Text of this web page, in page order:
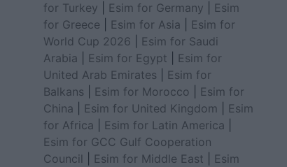
for Turkey
Esim for Germany
Esim
for Greece
Esim for Asia
Esim for
World Cup 2026
Esim for Saudi
Arabia
Esim for Egypt
Esim for
United Arab Emirates
Esim for
Balkans
Esim for Morocco
Esim for
China
Esim for United Kingdom
Esim
for Africa
Esim for Latin America
Esim for GCC Gulf Cooperation
Council
Esim for Middle East
Esim